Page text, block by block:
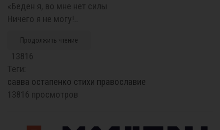
«Беден я, во мне нет силы
Ничего я не могу!..
Продолжить чтение
13816
Теги:
савва остапенко стихи православие
13816 просмотров